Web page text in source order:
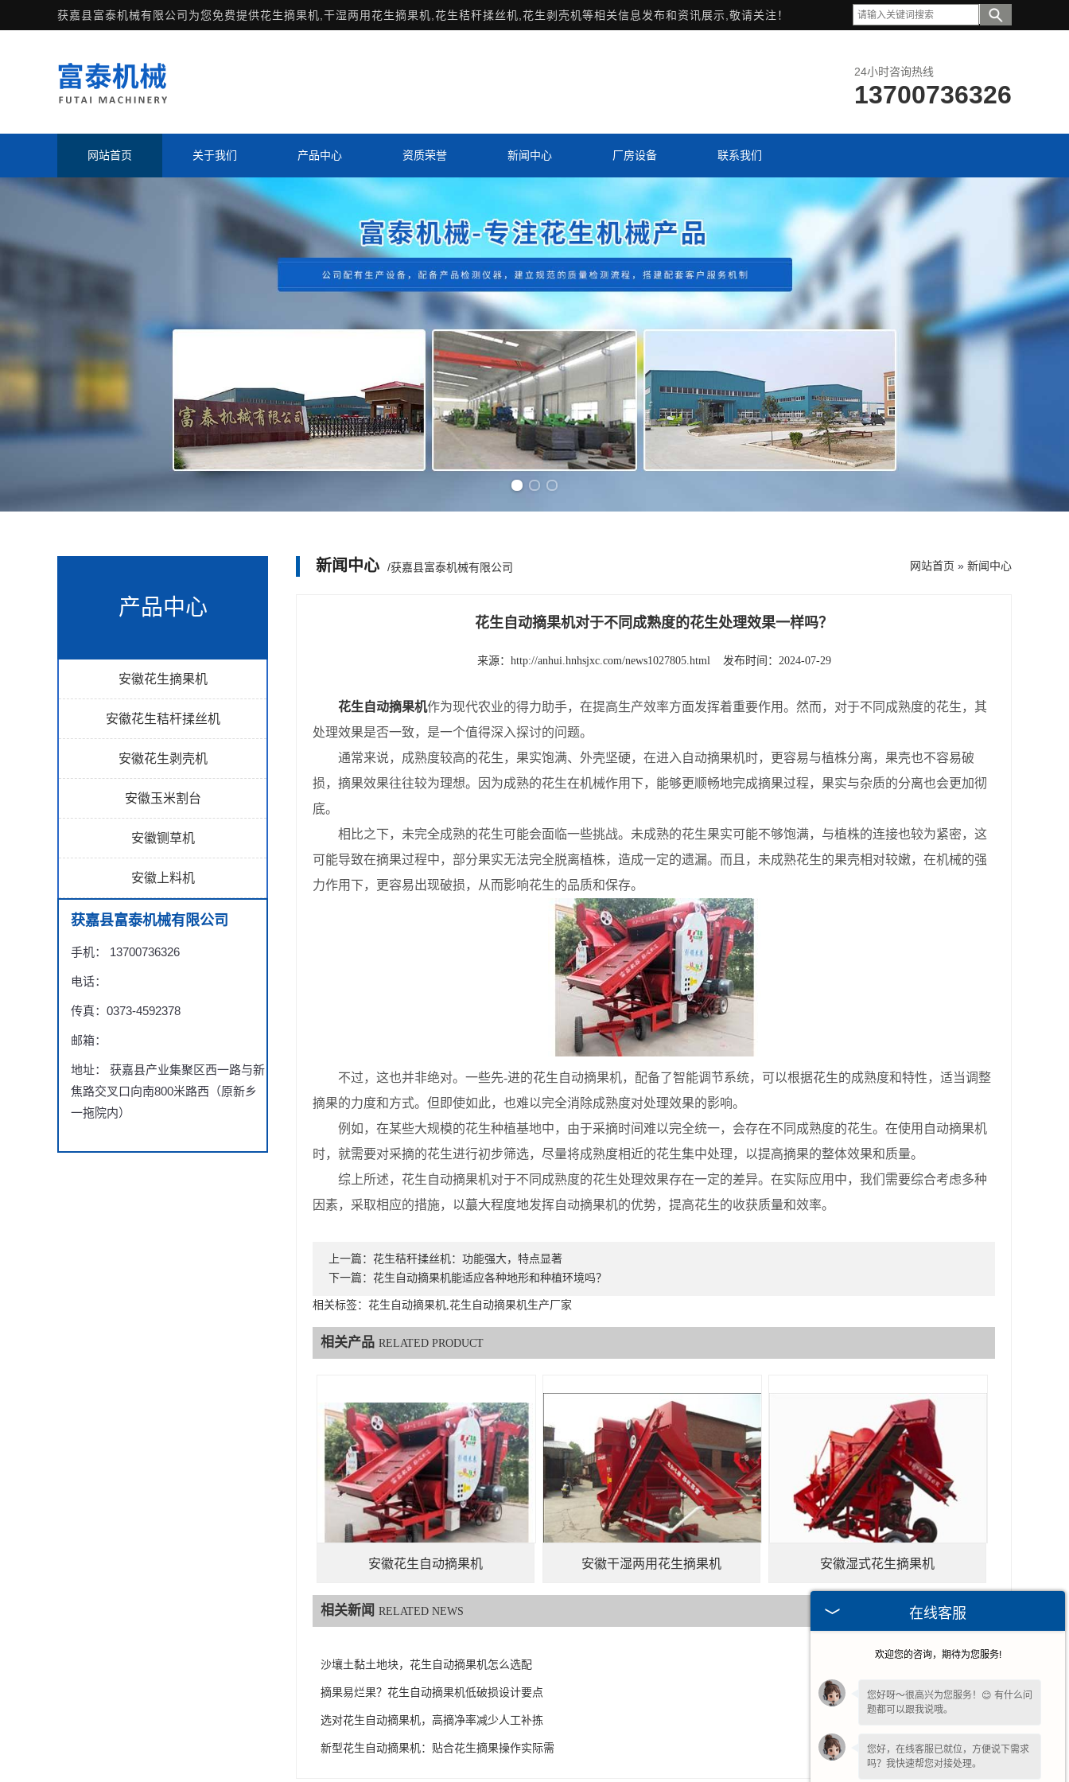
获嘉县富泰机械有限公司为您免费提供花生摘果机 ,干湿两用花生摘果机,花生秸秆揉丝机,花生剥壳机等相关信息发布和资讯展示,敬请关注！
24小时咨询热线
13700736326
网站首页 关于我们 产品中心 资质荣誉 新闻中心 厂房设备 联系我们
产品中心
安徽花生摘果机
安徽花生秸杆揉丝机
安徽花生剥壳机
安徽玉米割台
安徽铡草机
安徽上料机
获嘉县富泰机械有限公司
手机： 13700736326
电话：
传真：0373-4592378
邮箱：
地址： 获嘉县产业集聚区西一路与新
焦路交叉口向南800米路西（原新乡
一拖院内）
新闻中心 /获嘉县富泰机械有限公司 网站首页 » 新闻中心
花生自动摘果机对于不同成熟度的花生处理效果一样吗？
来源： http://anhui.hnhsjxc.com/news1027805.html 发布时间：2024-07-29
花生自动摘果机作为现代农业的得力助手，在提高生产效率方面发挥着重要作用。然而，对于不同成熟度的花生，其
处理效果是否一致，是一个值得深入探讨的问题。
通常来说，成熟度较高的花生，果实饱满、外壳坚硬，在进入自动摘果机时，更容易与植株分离，果壳也不容易破
损，摘果效果往往较为理想。因为成熟的花生在机械作用下，能够更顺畅地完成摘果过程，果实与杂质的分离也会更加彻
底。
相比之下，未完全成熟的花生可能会面临一些挑战。未成熟的花生果实可能不够饱满，与植株的连接也较为紧密，这
可能导致在摘果过程中，部分果实无法完全脱离植株，造成一定的遗漏。而且，未成熟花生的果壳相对较嫩，在机械的强
力作用下，更容易出现破损，从而影响花生的品质和保存。
不过，这也并非绝对。一些先-进的花生自动摘果机，配备了智能调节系统，可以根据花生的成熟度和特性，适当调整
摘果的力度和方式。但即使如此，也难以完全消除成熟度对处理效果的影响。
例如，在某些大规模的花生种植基地中，由于采摘时间难以完全统一，会存在不同成熟度的花生。在使用自动摘果机
时，就需要对采摘的花生进行初步筛选，尽量将成熟度相近的花生集中处理，以提高摘果的整体效果和质量。
综上所述，花生自动摘果机对于不同成熟度的花生处理效果存在一定的差异。在实际应用中，我们需要综合考虑多种
因素，采取相应的措施，以蕞大程度地发挥自动摘果机的优势，提高花生的收获质量和效率。
上一篇： 花生秸秆揉丝机：功能强大，特点显著
下一篇： 花生自动摘果机能适应各种地形和种植环境吗？
相关标签：花生自动摘果机,花生自动摘果机生产厂家
相关产品 RELATED PRODUCT
安徽花生自动摘果机 安徽干湿两用花生摘果机 安徽湿式花生摘果机
相关新闻 RELATED NEWS
沙壤土黏土地块，花生自动摘果机怎么选配
摘果易烂果？花生自动摘果机低破损设计要点 2026-04-29
选对花生自动摘果机，高摘净率减少人工补拣
新型花生自动摘果机：贴合花生摘果操作实际需 2025-08-26
在线客服
欢迎您的咨询，期待为您服务!
您好呀～很高兴为您服务！😊 有什么问
题都可以跟我说哦。
您好，在线客服已就位，方便说下需求
吗？我快速帮您对接处理。